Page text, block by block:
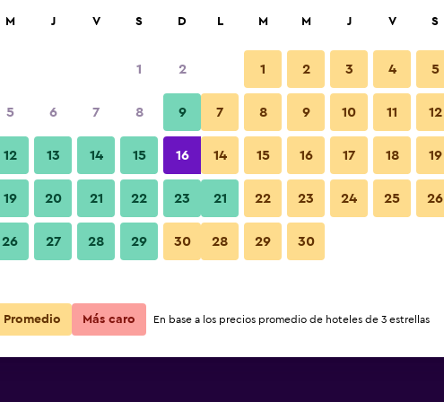
Ver precios
Ver precios
Otros
Fotos
M J V S D
1 2
5 6 7 8 9
12 13 14 15 16
19 20 21 22 23
26 27 28 29 30
L M M J V S
1 2 3 4 5
7 8 9 10 11 12
14 15 16 17 18 19
21 22 23 24 25 26
28 29 30
Promedio Más caro En base a los precios promedio de hoteles de 3 estrellas